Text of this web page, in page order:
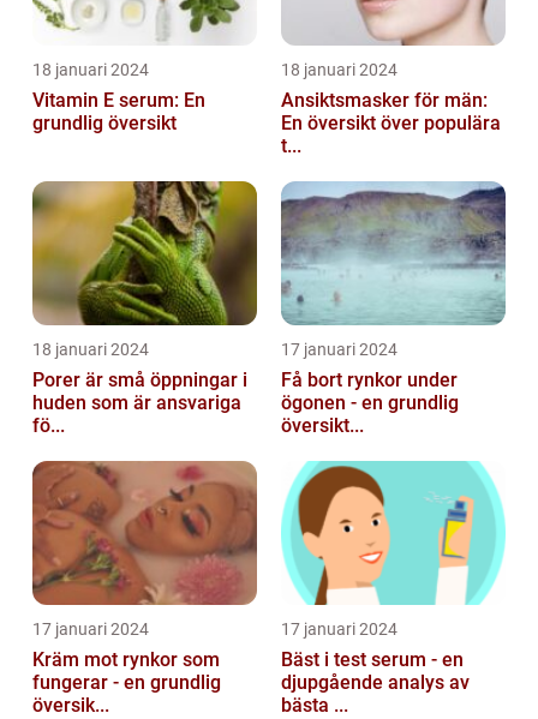
18 januari 2024
Vitamin E serum: En
grundlig översikt
18 januari 2024
Ansiktsmasker för män:
En översikt över populära
t...
18 januari 2024
Porer är små öppningar i
huden som är ansvariga
fö...
17 januari 2024
Få bort rynkor under
ögonen - en grundlig
översikt...
17 januari 2024
Kräm mot rynkor som
fungerar - en grundlig
översik...
17 januari 2024
Bäst i test serum - en
djupgående analys av
bästa ...